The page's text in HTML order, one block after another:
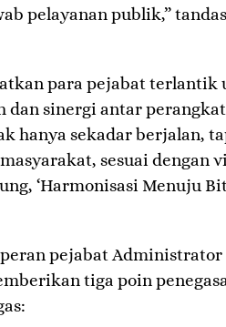
pelayanan publik,” tandas
para pejabat terlantik
dan sinergi antar
hanya sekadar berjalan,
sesuai dengan
‘Harmonisasi Menuju
pejabat Administrator
tiga poin